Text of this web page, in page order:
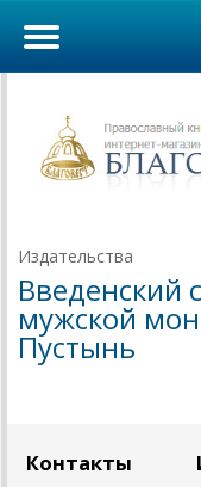
Издательства
Введенский
мужской
Пустынь
Контакты